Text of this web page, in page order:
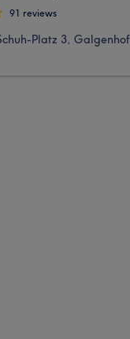
91 reviews
Platz 3,